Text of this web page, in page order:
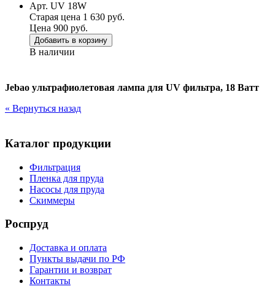
Арт. UV 18W
Старая цена 1 630 руб.
Цена 900 руб.
Добавить в корзину
В наличии
Jebao ультрафиолетовая лампа для UV фильтра, 18 Ватт
« Вернуться назад
Каталог продукции
Фильтрация
Пленка для пруда
Насосы для пруда
Скиммеры
Роспруд
Доставка и оплата
Пункты выдачи по РФ
Гарантии и возврат
Контакты